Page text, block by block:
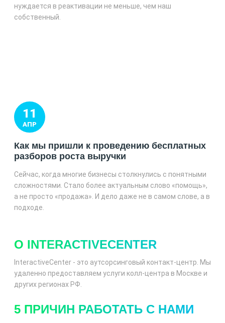
нуждается в реактивации не меньше, чем наш
собственный.
11
АПР
Как мы пришли к проведению бесплатных
разборов роста выручки
Сейчас, когда многие бизнесы столкнулись с понятными
сложностями. Стало более актуальным слово «помощь»,
а не просто «продажа». И дело даже не в самом слове, а в
подходе.
О INTERACTIVECENTER
InteractiveCenter - это аутсорсинговый контакт-центр. Мы
удаленно предоставляем услуги колл-центра в Москве и
других регионах РФ.
5 ПРИЧИН РАБОТАТЬ С НАМИ